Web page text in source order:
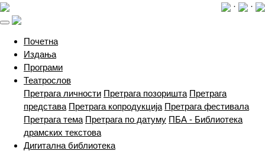
· ·
Почетна(current)
Издања
Програми
Театрослов
Претрага личности Претрага позоришта Претрага
представа Претрага копродукција Претрага фестивала
Претрага тема Претрага по датуму ПБА - Библиотека
драмских текстова
Дигитална библиотека